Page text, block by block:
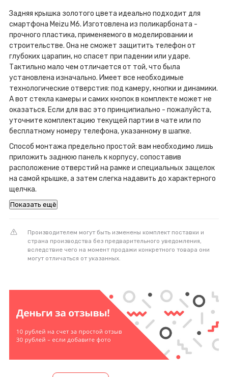
Задняя крышка золотого цвета идеально подходит для
смартфона Meizu M6. Изготовлена из поликарбоната -
прочного пластика, применяемого в моделировании и
строительстве. Она не сможет защитить телефон от
глубоких царапин, но спасет при падении или ударе.
Тактильно мало чем отличается от той, что была
установлена изначально. Имеет все необходимые
технологические отверстия: под камеру, кнопки и динамики.
А вот стекла камеры и самих кнопок в комплекте может не
оказаться. Если для вас это принципиально - пожалуйста,
уточните комплектацию текущей партии в чате или по
бесплатному номеру телефона, указанному в шапке.
Способ монтажа предельно простой: вам необходимо лишь
приложить заднюю панель к корпусу, сопоставив
расположение отверстий на рамке и специальных защелок
на самой крышке, а затем слегка надавить до характерного
щелчка.
Показать ещё
Производителем могут быть изменены комплект поставки и
страна производства без предварительного уведомления,
вследствие чего на момент продажи конкретного товара они
могут отличаться от указанных.